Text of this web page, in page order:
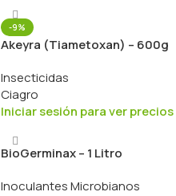
-9%
Akeyra (Tiametoxan) – 600g
Insecticidas
Ciagro
Iniciar sesión para ver precios
BioGerminax – 1 Litro
Inoculantes Microbianos